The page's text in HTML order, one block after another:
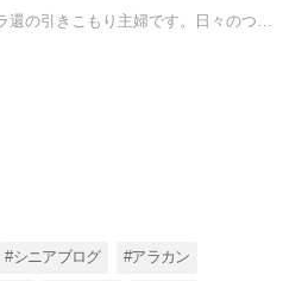
#シニアブログ #アラカン